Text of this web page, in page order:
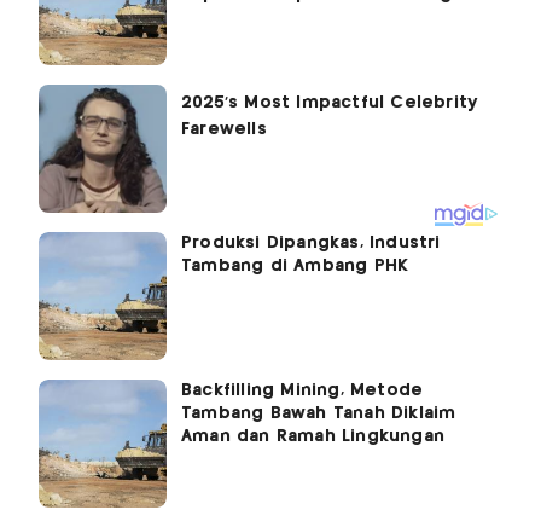
Produksi Dipangkas, Industri
Tambang di Ambang PHK
Backfilling Mining, Metode
Tambang Bawah Tanah Diklaim
Aman dan Ramah Lingkungan